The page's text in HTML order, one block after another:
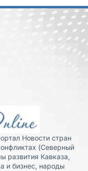
Новости стран
(Северный
развития Кавказа,
и бизнес, народы